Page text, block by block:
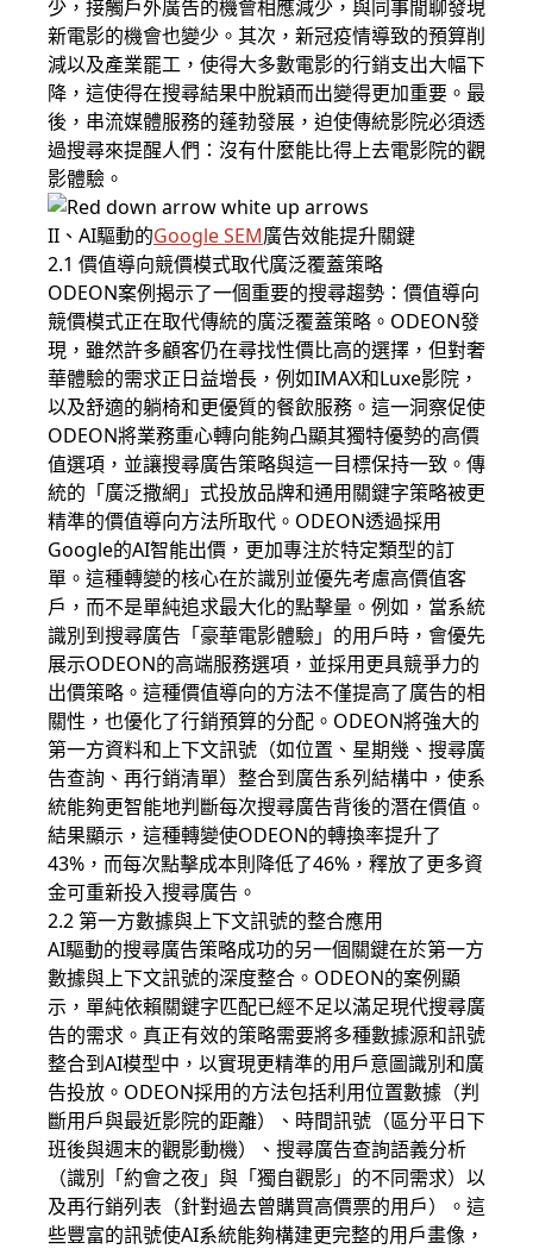
少，接觸戶外廣告的機會相應減少，與同事閒聊發現
新電影的機會也變少。其次，新冠疫情導致的預算削
減以及產業罷工，使得大多數電影的行銷支出大幅下
降，這使得在搜尋結果中脫穎而出變得更加重要。最
後，串流媒體服務的蓬勃發展，迫使傳統影院必須透
過搜尋來提醒人們：沒有什麼能比得上去電影院的觀
影體驗。
II、AI驅動的Google SEM廣告效能提升關鍵
2.1 價值導向競價模式取代廣泛覆蓋策略
ODEON案例揭示了一個重要的搜尋趨勢：價值導向
競價模式正在取代傳統的廣泛覆蓋策略。ODEON發
現，雖然許多顧客仍在尋找性價比高的選擇，但對奢
華體驗的需求正日益增長，例如IMAX和Luxe影院，
以及舒適的躺椅和更優質的餐飲服務。這一洞察促使
ODEON將業務重心轉向能夠凸顯其獨特優勢的高價
值選項，並讓搜尋廣告策略與這一目標保持一致。傳
統的「廣泛撒網」式投放品牌和通用關鍵字策略被更
精準的價值導向方法所取代。ODEON透過採用
Google的AI智能出價，更加專注於特定類型的訂
單。這種轉變的核心在於識別並優先考慮高價值客
戶，而不是單純追求最大化的點擊量。例如，當系統
識別到搜尋廣告「豪華電影體驗」的用戶時，會優先
展示ODEON的高端服務選項，並採用更具競爭力的
出價策略。這種價值導向的方法不僅提高了廣告的相
關性，也優化了行銷預算的分配。ODEON將強大的
第一方資料和上下文訊號（如位置、星期幾、搜尋廣
告查詢、再行銷清單）整合到廣告系列結構中，使系
統能夠更智能地判斷每次搜尋廣告背後的潛在價值。
結果顯示，這種轉變使ODEON的轉換率提升了
43%，而每次點擊成本則降低了46%，釋放了更多資
金可重新投入搜尋廣告。
2.2 第一方數據與上下文訊號的整合應用
AI驅動的搜尋廣告策略成功的另一個關鍵在於第一方
數據與上下文訊號的深度整合。ODEON的案例顯
示，單純依賴關鍵字匹配已經不足以滿足現代搜尋廣
告的需求。真正有效的策略需要將多種數據源和訊號
整合到AI模型中，以實現更精準的用戶意圖識別和廣
告投放。ODEON採用的方法包括利用位置數據（判
斷用戶與最近影院的距離）、時間訊號（區分平日下
班後與週末的觀影動機）、搜尋廣告查詢語義分析
（識別「約會之夜」與「獨自觀影」的不同需求）以
及再行銷列表（針對過去曾購買高價票的用戶）。這
些豐富的訊號使AI系統能夠構建更完整的用戶畫像，